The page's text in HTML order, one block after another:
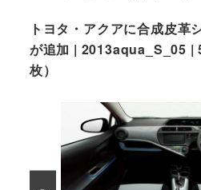
トヨタ・アクアに合成皮革
が追加 | 2013aqua_S_05 |
枚）